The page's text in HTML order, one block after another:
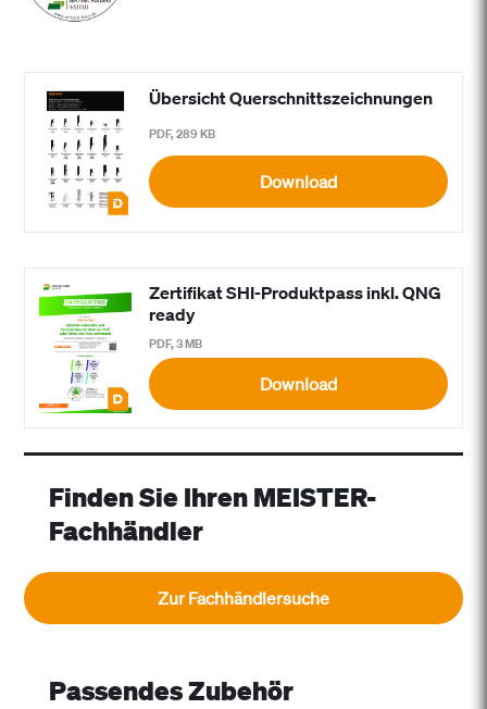
Übersicht Querschnittszeichnungen
PDF, 289 KB
Download
Zertifikat SHI-Produktpass inkl. QNG
ready
PDF, 3 MB
Download
Finden Sie Ihren MEISTER-
Fachhändler
Zur Fachhändlersuche
Passendes Zubehör